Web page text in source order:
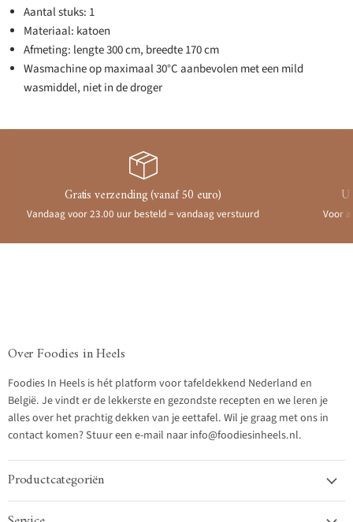
Aantal stuks: 1
Materiaal: katoen
Afmeting: lengte 300 cm, breedte 170 cm
Wasmachine op maximaal 30°C aanbevolen met een mild
wasmiddel, niet in de droger
Gratis verzending (vanaf 50 euro)
Vandaag voor 23.00 uur besteld = vandaag verstuurd Voor
Over Foodies in Heels
Foodies In Heels is hét platform voor tafeldekkend Nederland en
België. Je vindt er de lekkerste en gezondste recepten en we leren je
alles over het prachtig dekken van je eettafel. Wil je graag met ons in
contact komen? Stuur een e-mail naar info@foodiesinheels.nl.
Productcategoriën